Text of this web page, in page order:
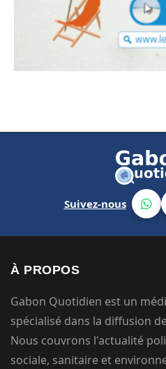
Suivez-nous
À PROPOS
Gabon Quotidien est un
spécialisé dans la diffusion
Nous couvrons l'actualité
sociale, sanitaire et